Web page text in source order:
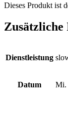
Dieses Produkt ist
Dienstleistung
Datum Mi.